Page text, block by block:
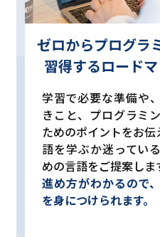
ゼロからプログラ
習得するロード
学習で必要な準備や
きこと、プログラミ
ためのポイントをお伝
語を学ぶか迷ってい
めの言語をご提案しま
進め方がわかるので
を身につけられます。